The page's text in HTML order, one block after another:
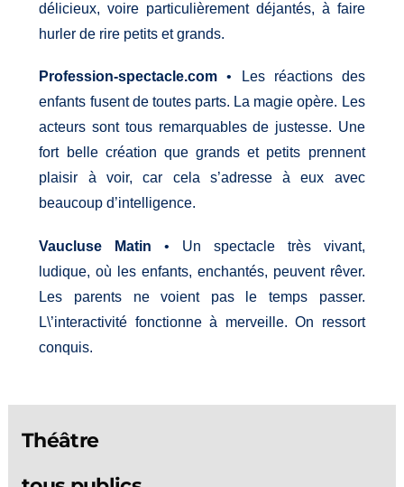
délicieux, voire particulièrement déjantés, à faire
hurler de rire petits et grands.
Profession-spectacle.com • Les réactions des
enfants fusent de toutes parts. La magie opère. Les
acteurs sont tous remarquables de justesse. Une
fort belle création que grands et petits prennent
plaisir à voir, car cela s’adresse à eux avec
beaucoup d’intelligence.
Vaucluse Matin • Un spectacle très vivant,
ludique, où les enfants, enchantés, peuvent rêver.
Les parents ne voient pas le temps passer.
L\’interactivité fonctionne à merveille. On ressort
conquis.
Théâtre